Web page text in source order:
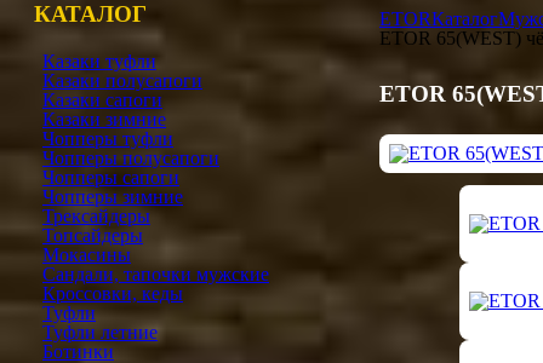
КАТАЛОГ
Казаки туфли
Казаки полусапоги
Казаки сапоги
Казаки зимние
Чопперы туфли
Чопперы полусапоги
Чопперы сапоги
Чопперы зимние
Трексайдеры
Топсайдеры
Мокасины
Сандали, тапочки мужские
Кроссовки, кеды
Туфли
Туфли летние
Ботинки
ETORКаталог
ETOR 65(WEST)
ETOR